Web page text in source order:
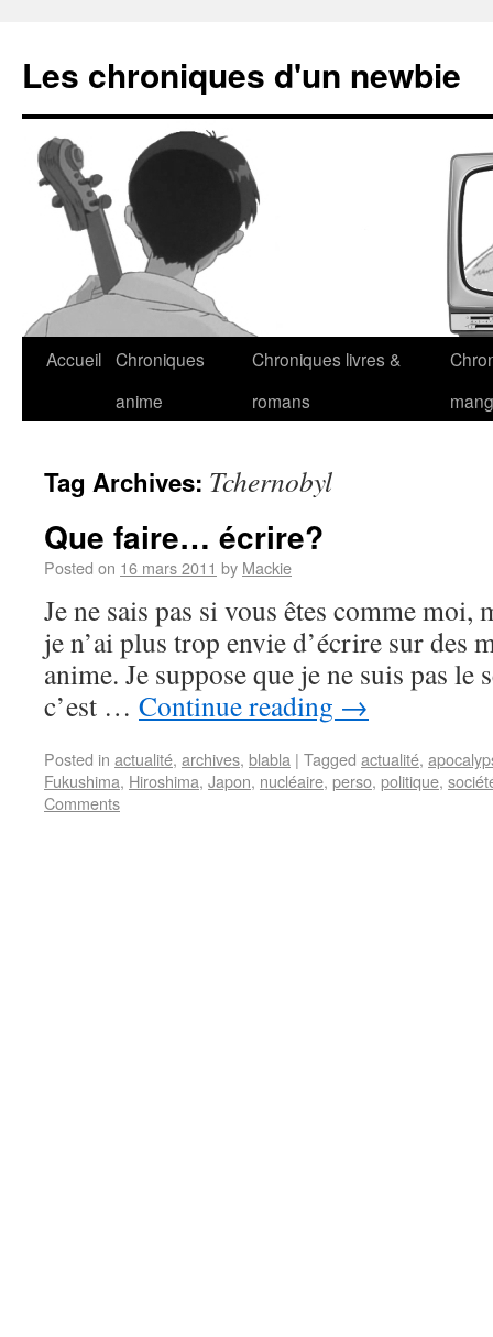
Les chroniques d'un newbie
Accueil Chroniques
anime
Chroniques livres &
romans
Tag Archives: Tchernobyl
Que faire… écrire?
Posted on 16 mars 2011 by Mackie
Je ne sais pas si vous êtes comme moi,
je n’ai plus trop envie d’écrire sur des
anime. Je suppose que je ne suis pas le
c’est … Continue reading →
Posted in actualité, archives, blabla | Tagged actualité,
Fukushima, Hiroshima, Japon, nucléaire, perso, politique,
Comments